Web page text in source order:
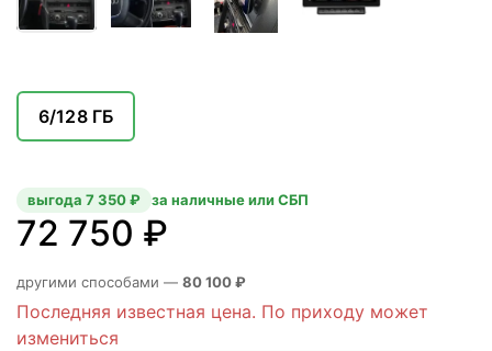
6/128 ГБ
72 750 ₽
выгода 7 350 ₽ за наличные или СБП
другими способами — 80 100 ₽
Последняя известная цена. По приходу может
измениться